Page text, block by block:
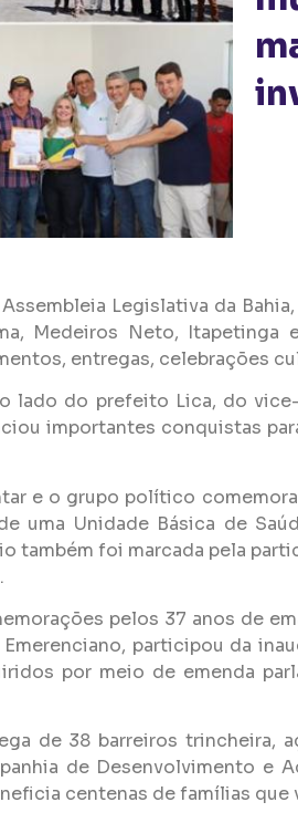
Legislativa da
Medeiros Neto,
entregas, celebrações
lado do prefeito Lica, do
importantes conquistas
e o grupo político
uma Unidade Básica de
também foi marcada pela
pelos 37 anos de
participou da
por meio de emenda
de 38 barreiros trincheira,
de Desenvolvimento
centenas de famílias que